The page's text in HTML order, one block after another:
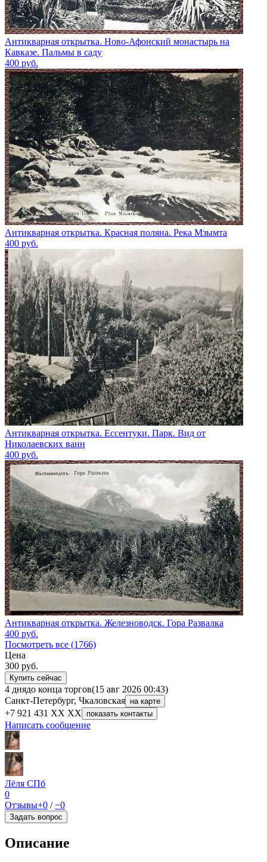
Антикварная открытка. Ново-Афонский монастырь на
Кавказе. Пальмы в саду
400 руб.
Антикварная открытка. Красная поляна. Река Мзымта
400 руб.
Антикварная открытка. Ессентуки. Парк. Вид от
Николаевских ванн
400 руб.
Антикварная открытка. Железноводск. Гора Развалка
400 руб.
Посмотреть все (1766)
Цена
300 руб.
Купить сейчас
4 днядо конца торгов(15 авг 2026 00:43)
Санкт-Петербург, Чкаловская на карте
+7 921 431 XX XX показать контакты
Написать сообщение
Лёля СПб
0
Отзывы+0 /−0
Задать вопрос
Описание